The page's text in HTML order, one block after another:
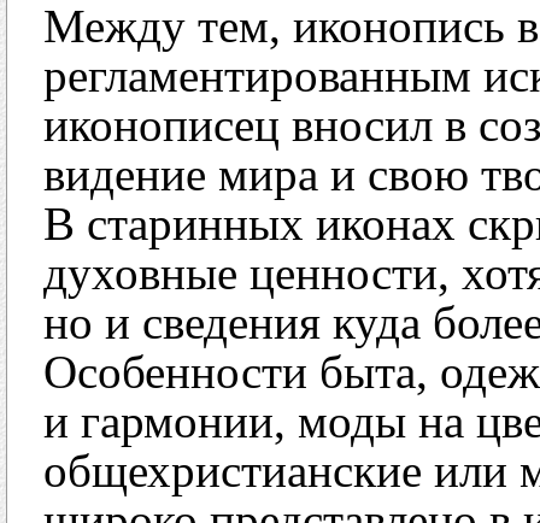
Между тем, иконопись
регламентированным
иконописец вносил в
видение мира и свою
В старинных иконах
духовные ценности,
но и сведения куда
Особенности быта,
и гармонии, моды на
общехристианские или